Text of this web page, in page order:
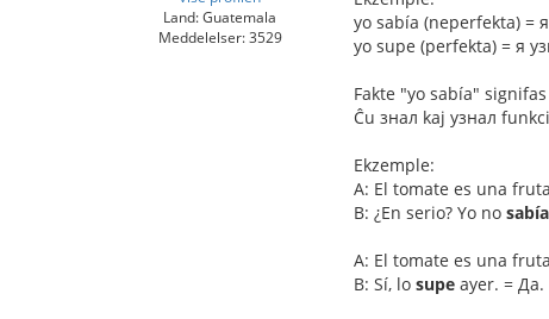
Land: Guatemala
Meddelelser: 3529
yo sabía (neperfekta) =
yo supe (perfekta) = я
Fakte "yo sabía"
Ĉu знал kaj узнал
Ekzemple:
A: El tomate es una
B: ¿En serio? Yo no sabía
A: El tomate es una
B: Sí, lo supe ayer. =